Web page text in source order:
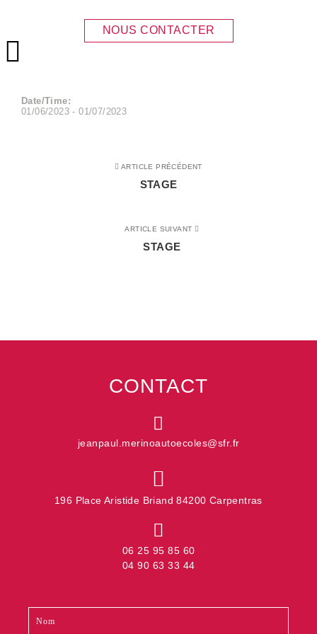
Menu principal
NOUS CONTACTER
STAGE
Date/Time:
01/06/2023 - 01/07/2023
ARTICLE PRÉCÉDENT
STAGE
ARTICLE SUIVANT
STAGE
CONTACT
jeanpaul.merinoautoecoles@sfr.fr
196 Place Aristide Briand 84200 Carpentras
06 25 95 85 60
04 90 63 33 44
footer
vous